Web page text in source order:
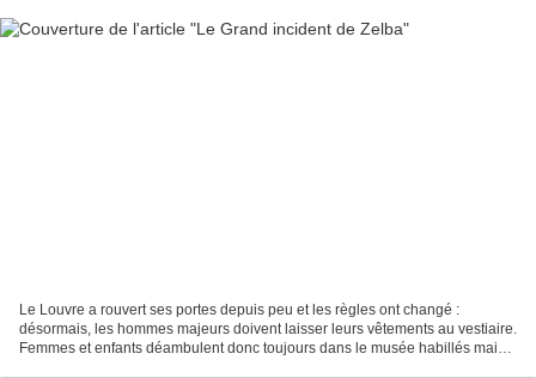
Le Louvre a rouvert ses portes depuis peu et les règles ont changé :
désormais, les hommes majeurs doivent laisser leurs vêtements au vestiaire.
Femmes et enfants déambulent donc toujours dans le musée habillés mais